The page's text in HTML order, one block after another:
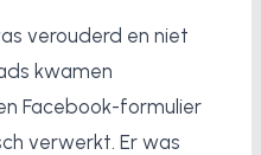
verouderd en niet
kwamen
Facebook-formulier
verwerkt. Er was